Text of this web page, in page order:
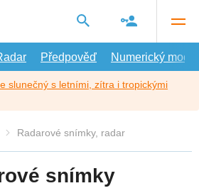
Předpověď Numerický model
slunečný s letními, zítra i tropickými
Radarové snímky, radar
snímky